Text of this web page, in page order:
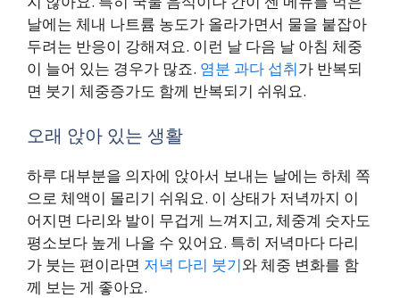
날에는 체내 나트륨 농도가 올라가면서 물을 붙잡아
두려는 반응이 강해져요. 이런 날 다음 날 아침 체중
이 늘어 있는 경우가 많죠. 염분 과다 섭취가 반복되
면 붓기 체중증가도 함께 반복되기 쉬워요.
오래 앉아 있는 생활
하루 대부분을 의자에 앉아서 보내는 날에는 하체 쪽
으로 체액이 몰리기 쉬워요. 이 상태가 저녁까지 이
어지면 다리와 발이 무겁게 느껴지고, 체중계 숫자도
평소보다 높게 나올 수 있어요. 특히 저녁마다 다리
가 붓는 편이라면 저녁 다리 붓기와 체중 변화를 함
께 보는 게 좋아요.